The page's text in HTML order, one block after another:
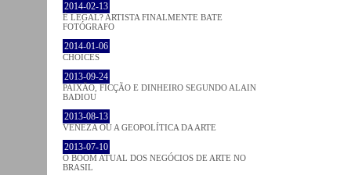
2014-02-13
É LEGAL? ARTISTA FINALMENTE BATE
FOTÓGRAFO
2014-01-06
CHOICES
2013-09-24
PAIXÃO, FICÇÃO E DINHEIRO SEGUNDO ALAIN
BADIOU
2013-08-13
VENEZA OU A GEOPOLÍTICA DA ARTE
2013-07-10
O BOOM ATUAL DOS NEGÓCIOS DE ARTE NO
BRASIL